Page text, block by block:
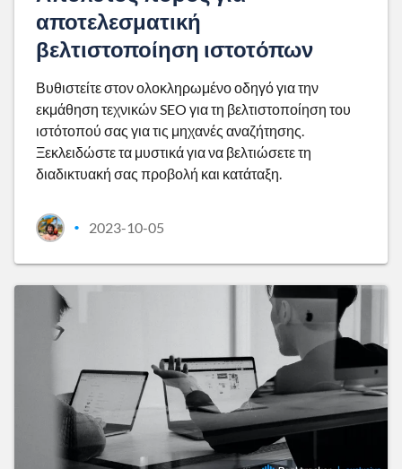
αποτελεσματική
βελτιστοποίηση ιστοτόπων
Βυθιστείτε στον ολοκληρωμένο οδηγό για την
εκμάθηση τεχνικών SEO για τη βελτιστοποίηση του
ιστότοπού σας για τις μηχανές αναζήτησης.
Ξεκλειδώστε τα μυστικά για να βελτιώσετε τη
διαδικτυακή σας προβολή και κατάταξη.
• 2023-10-05